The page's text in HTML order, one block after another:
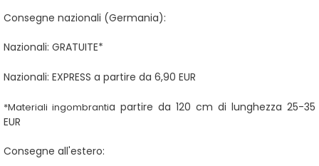
Consegne nazionali (Germania):
Nazionali: GRATUITE*
Nazionali: EXPRESS a partire da 6,90 EUR
*Materiali ingombrantia partire da 120 cm di lunghezza 25-35
EUR
Consegne all'estero: